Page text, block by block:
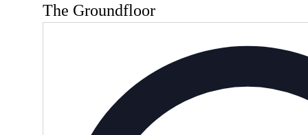
The Groundfloor